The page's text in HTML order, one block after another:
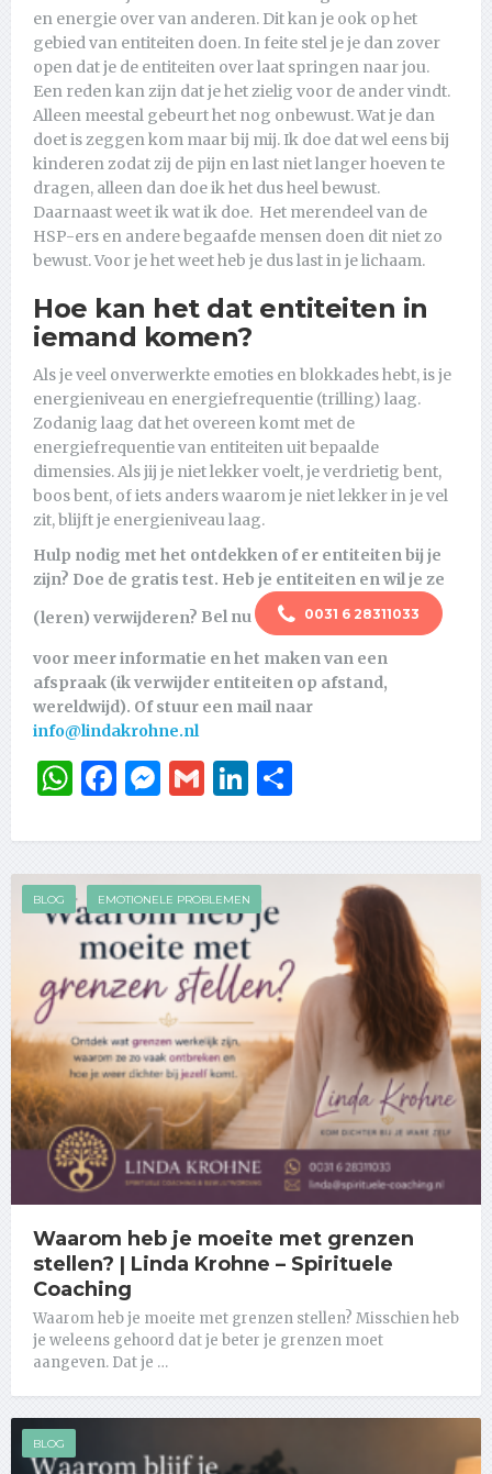
en energie over van anderen. Dit kan je ook op het
gebied van entiteiten doen. In feite stel je je dan zover
open dat je de entiteiten over laat springen naar jou.
Een reden kan zijn dat je het zielig voor de ander vindt.
Alleen meestal gebeurt het nog onbewust. Wat je dan
doet is zeggen kom maar bij mij. Ik doe dat wel eens bij
kinderen zodat zij de pijn en last niet langer hoeven te
dragen, alleen dan doe ik het dus heel bewust.
Daarnaast weet ik wat ik doe. Het merendeel van de
HSP-ers en andere begaafde mensen doen dit niet zo
bewust. Voor je het weet heb je dus last in je lichaam.
Hoe kan het dat entiteiten in
iemand komen?
Als je veel onverwerkte emoties en blokkades hebt, is je
energieniveau en energiefrequentie (trilling) laag.
Zodanig laag dat het overeen komt met de
energiefrequentie van entiteiten uit bepaalde
dimensies. Als jij je niet lekker voelt, je verdrietig bent,
boos bent, of iets anders waarom je niet lekker in je vel
zit, blijft je energieniveau laag.
Hulp nodig met het ontdekken of er entiteiten bij je
zijn? Doe de gratis test. Heb je entiteiten en wil je ze
(leren) verwijderen? Bel nu 0031 6 28311033
voor meer informatie en het maken van een
afspraak (ik verwijder entiteiten op afstand,
wereldwijd). Of stuur een mail naar
info@lindakrohne.nl
WhatsApp
Facebook
Messenger
GmailLinkedIn
BLOG EMOTIONELE PROBLEMEN
Waarom heb je moeite met grenzen
stellen? | Linda Krohne – Spirituele
Coaching
Waarom heb je moeite met grenzen stellen? Misschien heb
je weleens gehoord dat je beter je grenzen moet
aangeven. Dat je …
BLOG